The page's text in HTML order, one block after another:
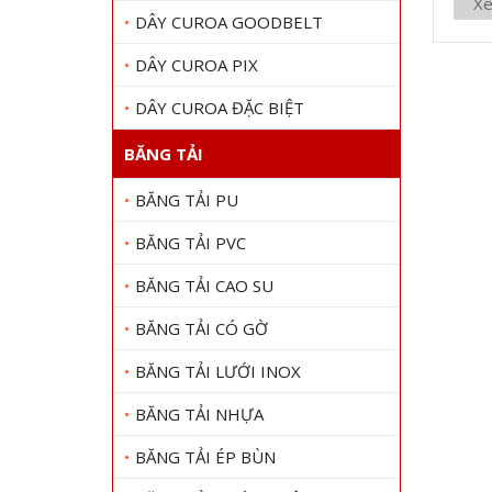
DÂY CUROA GOODBELT
DÂY CUROA PIX
DÂY CUROA ĐẶC BIỆT
BĂNG TẢI
BĂNG TẢI PU
BĂNG TẢI PVC
BĂNG TẢI CAO SU
BĂNG TẢI CÓ GỜ
BĂNG TẢI LƯỚI INOX
BĂNG TẢI NHỰA
BĂNG TẢI ÉP BÙN